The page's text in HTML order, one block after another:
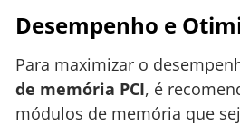
Desempenho e
Para maximizar o
de memória PCI, é
módulos de memória que